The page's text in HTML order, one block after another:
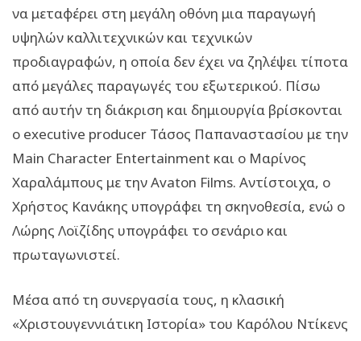
να μεταφέρει στη μεγάλη οθόνη μια παραγωγή
υψηλών καλλιτεχνικών και τεχνικών
προδιαγραφών, η οποία δεν έχει να ζηλέψει τίποτα
από μεγάλες παραγωγές του εξωτερικού. Πίσω
από αυτήν τη διάκριση και δημιουργία βρίσκονται
ο executive producer Τάσος Παπαναστασίου με την
Main Character Entertainment και ο Μαρίνος
Χαραλάμπους με την Avaton Films. Αντίστοιχα, ο
Χρήστος Κανάκης υπογράφει τη σκηνοθεσία, ενώ ο
Λώρης Λοϊζίδης υπογράφει το σενάριο και
πρωταγωνιστεί.
Μέσα από τη συνεργασία τους, η κλασική
«Χριστουγεννιάτικη Ιστορία» του Καρόλου Ντίκενς